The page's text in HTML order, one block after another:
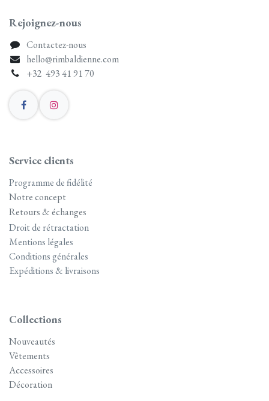
Rejoignez-nous
Contactez-nous
hello@rimbaldienne.com
+32 493 41 91 70
Service clients
Programme de fidélité
Notre concept
Retours & échanges
Droit de rétractation
Mentions légales
Conditions générales
Expéditions & livraisons
Collections
Nouveautés
Vêtements
Accessoires
Décoration